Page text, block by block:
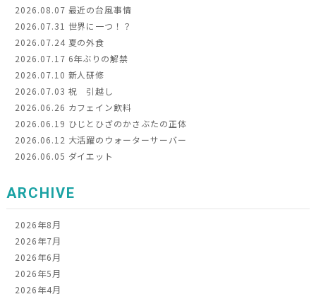
2026.08.07 最近の台風事情
2026.07.31 世界に一つ！？
2026.07.24 夏の外食
2026.07.17 6年ぶりの解禁
2026.07.10 新人研修
2026.07.03 祝 引越し
2026.06.26 カフェイン飲料
2026.06.19 ひじとひざのかさぶたの正体
2026.06.12 大活躍のウォーターサーバー
2026.06.05 ダイエット
ARCHIVE
2026年8月
2026年7月
2026年6月
2026年5月
2026年4月